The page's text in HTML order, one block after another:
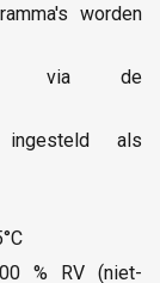
worden
via de
ingesteld als
% RV (niet-